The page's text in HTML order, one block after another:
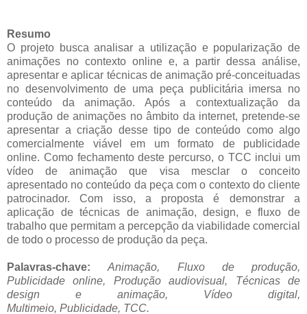
Resumo
O projeto busca analisar a utilização e popularização de
animações no contexto online e, a partir dessa análise,
apresentar e aplicar técnicas de animação pré-conceituadas
no desenvolvimento de uma peça publicitária imersa no
conteúdo da animação. Após a contextualização da
produção de animações no âmbito da internet, pretende-se
apresentar a criação desse tipo de conteúdo como algo
comercialmente viável em um formato de publicidade
online. Como fechamento deste percurso, o TCC inclui um
vídeo de animação que visa mesclar o conceito
apresentado no conteúdo da peça com o contexto do cliente
patrocinador. Com isso, a proposta é demonstrar a
aplicação de técnicas de animação, design, e fluxo de
trabalho que permitam a percepção da viabilidade comercial
de todo o processo de produção da peça.
Palavras-chave:Animação, Fluxo de produção,
Publicidade online, Produção audiovisual, Técnicas de
design e animação, Vídeo digital,
Multimeio, Publicidade, TCC.